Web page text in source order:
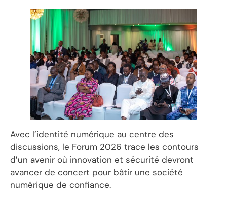
Avec l’identité numérique au centre des
discussions, le Forum 2026 trace les contours
d’un avenir où innovation et sécurité devront
avancer de concert pour bâtir une société
numérique de confiance.